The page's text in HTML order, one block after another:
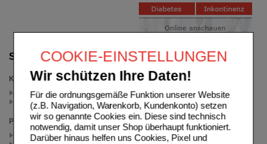
COOKIE-EINSTELLUNGEN
Wir schützen Ihre Daten!
Für die ordnungsgemäße Funktion unserer Website
(z.B. Navigation, Warenkorb, Kundenkonto) setzen
wir so genannte Cookies ein. Diese sind technisch
notwendig, damit unser Shop überhaupt funktioniert.
Darüber hinaus helfen uns Cookies, Pixel und
Suche verfeinern
Kategorien
Schnupfnase Hevert (2)
Nasennebenhöhlen (2)
Packungsgröße
40 St (1)